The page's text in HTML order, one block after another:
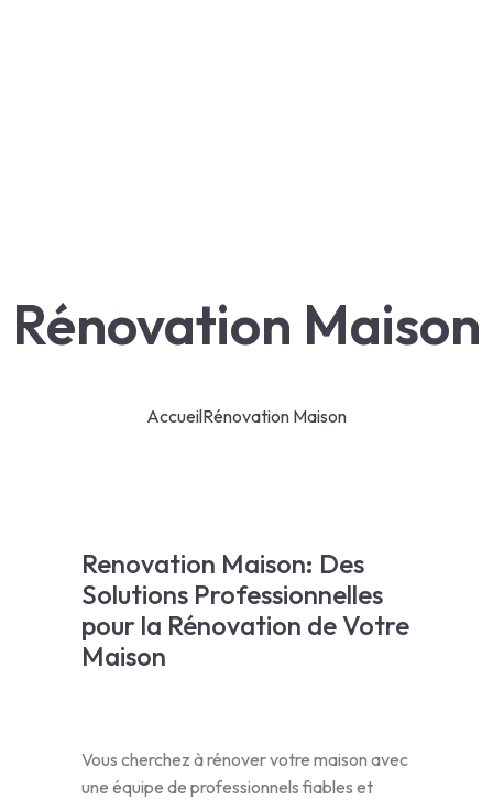
Rénovation Maison
AccueilRénovation Maison
Renovation Maison: Des
Solutions Professionnelles
pour la Rénovation de Votre
Maison
Vous cherchez à rénover votre maison avec
une équipe de professionnels fiables et